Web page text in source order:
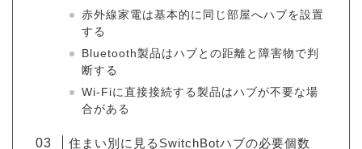
赤外線家電は基本的に同じ部屋へハブを設置
する
Bluetooth製品はハブとの距離と障害物で判
断する
Wi-Fiに直接接続する製品はハブが不要な場
合がある
住まい別に見るSwitchBotハブの必要個数